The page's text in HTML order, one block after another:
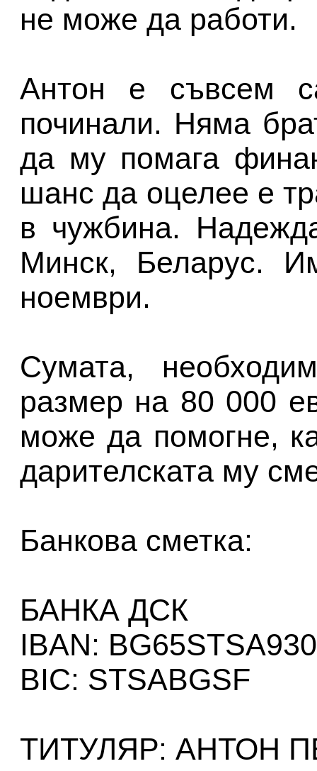
не може да работи.
Антон е съвсем
починали. Няма
да му помага
шанс да оцелее е
в чужбина.
Минск, Беларус.
ноември.
Сумата,
размер на 80 000
може да помогне,
дарителската му
Банкова сметка:
БАНКА ДСК
IBAN:
BIC: STSABGSF
ТИТУЛЯР: АНТОН